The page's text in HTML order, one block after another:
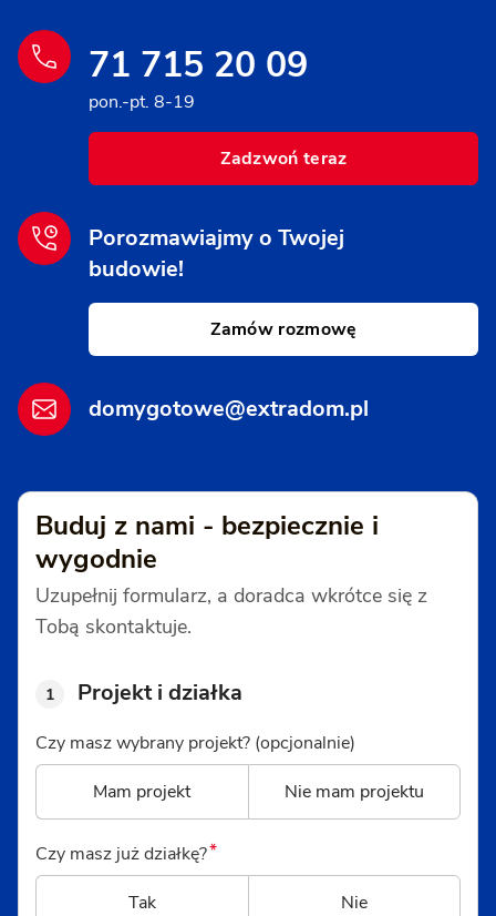
71 715 20 09
pon.-pt. 8-19
Zadzwoń teraz
Porozmawiajmy o Twojej
budowie!
Zamów rozmowę
domygotowe@extradom.pl
Buduj z nami - bezpiecznie i
wygodnie
Uzupełnij formularz, a doradca wkrótce się z
Tobą skontaktuje.
1 Projekt i działka
Czy masz wybrany projekt? (opcjonalnie)
Mam projekt
Nie mam projektu
Czy masz już działkę?*
Tak Nie